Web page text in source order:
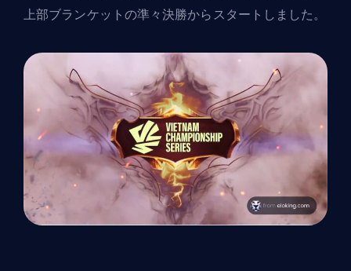
上部ブランケットの準々決勝からスタートしました。